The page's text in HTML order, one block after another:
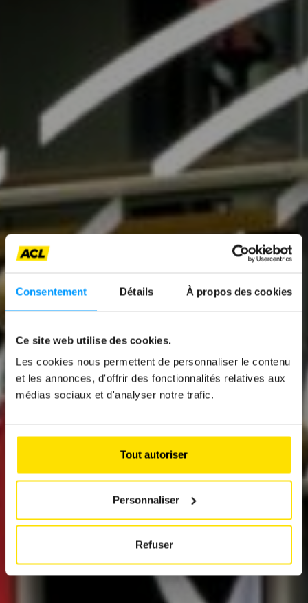
Consentement Détails À propos des cookies
Ce site web utilise des cookies.
Les cookies nous permettent de personnaliser le contenu
et les annonces, d'offrir des fonctionnalités relatives aux
médias sociaux et d'analyser notre trafic.
Tout autoriser
Personnaliser
Refuser
News
EUROPÄISCHE
BESTIMMUNGEN
UND IHRE
SINNLOSIGKEIT